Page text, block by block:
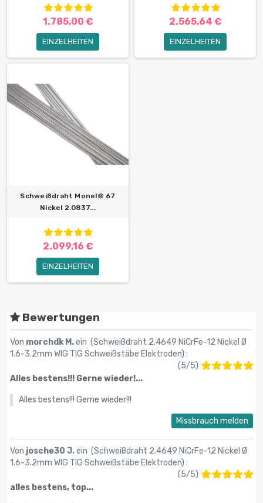
1.785,00 €
EINZELHEITEN
2.565,64 €
EINZELHEITEN
Schweißdraht Monel® 67
Nickel 2.0837...
2.099,16 €
EINZELHEITEN
Bewertungen
Von morchdk M.ein (Schweißdraht 2.4649 NiCrFe-12 Nickel Ø
1.6-3.2mm WIG TIG Schweißstäbe Elektroden) :
(5/5)
Alles bestens!!! Gerne wieder!...
Alles bestens!!! Gerne wieder!!!
Missbrauch melden
Von josche30 J.ein (Schweißdraht 2.4649 NiCrFe-12 Nickel Ø
1.6-3.2mm WIG TIG Schweißstäbe Elektroden) :
(5/5)
alles bestens, top...